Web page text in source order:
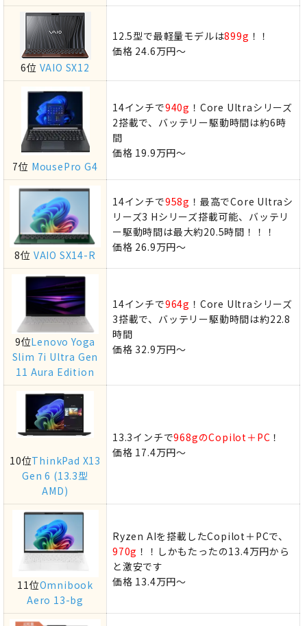
6位 VAIO SX12
12.5型で最軽量モデルは899g ！！
価格 24.6万円～
7位 MousePro G4
14インチで940g ！Core Ultraシリーズ
2搭載で、バッテリー駆動時間は約6時
間
価格 19.9万円～
8位 VAIO SX14-R
14インチで958g ！最高でCore Ultraシ
リーズ3 Hシリーズ搭載可能、バッテリ
ー駆動時間は最大約20.5時間！！！
価格 26.9万円～
9位Lenovo Yoga
Slim 7i Ultra Gen
11 Aura Edition
14インチで964g ！Core Ultraシリーズ
3搭載で、バッテリー駆動時間は約22.8
時間
価格 32.9万円～
10位ThinkPad X13
Gen 6 (13.3型
AMD)
13.3インチで968gのCopilot＋PC ！
価格 17.4万円～
11位Omnibook
Aero 13-bg
Ryzen AIを搭載したCopilot＋PCで、
970g ！！しかもたったの13.4万円から
と激安です
価格 13.4万円～